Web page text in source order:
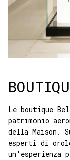
Le boutique
patrimonio
della Maison.
esperti di
un'esperienza